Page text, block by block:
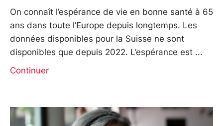
On connaît l’espérance de vie en bonne santé à 65
ans dans toute l’Europe depuis longtemps. Les
données disponibles pour la Suisse ne sont
disponibles que depuis 2022. L’espérance est
Continuer